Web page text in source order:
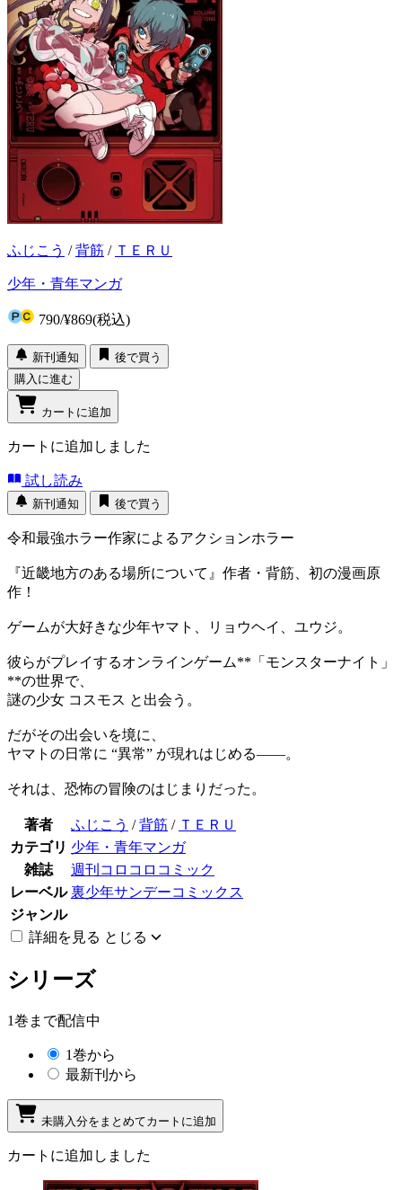
ふじこう /背筋 / ＴＥＲＵ
少年・青年マンガ
790/¥869(税込)
新刊通知
後で買う
購入に進む
カートに追加
カートに追加しました
試し読み
新刊通知 後で買う
令和最強ホラー作家によるアクションホラー
『近畿地方のある場所について』作者・背筋、初の漫画原
作！
ゲームが大好きな少年ヤマト、リョウヘイ、ユウジ。
彼らがプレイするオンラインゲーム**「モンスターナイト」
**の世界で、
謎の少女 コスモス と出会う。
だがその出会いを境に、
ヤマトの日常に “異常” が現れはじめる――。
それは、恐怖の冒険のはじまりだった。
著者 ふじこう /背筋 / ＴＥＲＵ
カテゴリ 少年・青年マンガ
雑誌
週刊コロコロコミック
レーベル 裏少年サンデーコミックス
ジャンル
詳細を見る とじる
シリーズ
1巻まで配信中
1巻から
最新刊から
未購入分をまとめてカートに追加
カートに追加しました